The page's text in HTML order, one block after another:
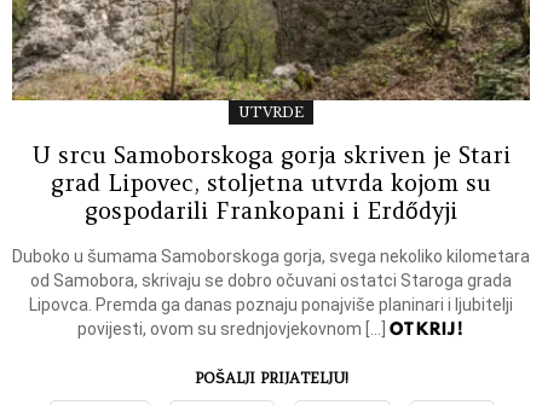
UTVRDE
U srcu Samoborskoga gorja skriven je Stari
grad Lipovec, stoljetna utvrda kojom su
gospodarili Frankopani i Erdődyji
Duboko u šumama Samoborskoga gorja, svega nekoliko kilometara
od Samobora, skrivaju se dobro očuvani ostatci Staroga grada
Lipovca. Premda ga danas poznaju ponajviše planinari i ljubitelji
povijesti, ovom su srednjovjekovnom […] OTKRIJ!
POŠALJI PRIJATELJU!